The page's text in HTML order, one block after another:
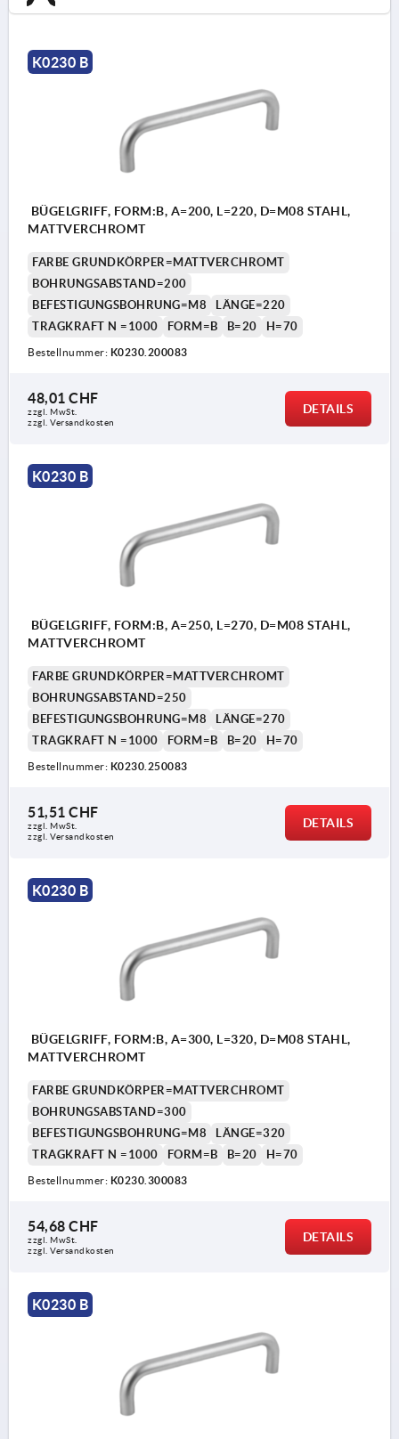
K0230 B
BÜGELGRIFF, FORM:B, A=200, L=220, D=M08 STAHL,
MATTVERCHROMT
FARBE GRUNDKÖRPER=MATTVERCHROMT
BOHRUNGSABSTAND=200
BEFESTIGUNGSBOHRUNG=M8
LÄNGE=220
TRAGKRAFT N =1000
FORM=B B=20 H=70
Bestellnummer: K0230.200083
48,01 CHF
zzgl. MwSt.
zzgl. Versandkosten
DETAILS
K0230 B
BÜGELGRIFF, FORM:B, A=250, L=270, D=M08 STAHL,
MATTVERCHROMT
FARBE GRUNDKÖRPER=MATTVERCHROMT
BOHRUNGSABSTAND=250
BEFESTIGUNGSBOHRUNG=M8
LÄNGE=270
TRAGKRAFT N =1000
FORM=B B=20 H=70
Bestellnummer: K0230.250083
51,51 CHF
zzgl. MwSt.
zzgl. Versandkosten
DETAILS
K0230 B
BÜGELGRIFF, FORM:B, A=300, L=320, D=M08 STAHL,
MATTVERCHROMT
FARBE GRUNDKÖRPER=MATTVERCHROMT
BOHRUNGSABSTAND=300
BEFESTIGUNGSBOHRUNG=M8
LÄNGE=320
TRAGKRAFT N =1000
FORM=B B=20 H=70
Bestellnummer: K0230.300083
54,68 CHF
zzgl. MwSt.
zzgl. Versandkosten
DETAILS
K0230 B